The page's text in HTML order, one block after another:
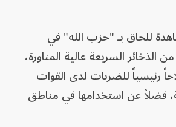
للحاق بـ "حزب الله" في
الذخائر السريعة عالية المناورة،
رئيسياً للضربات لدى القوات
فضلاً عن استخدامها في مناطق